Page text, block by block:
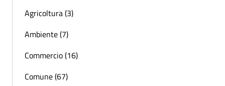
Agricoltura (3)
Ambiente (7)
Commercio (16)
Comune (67)